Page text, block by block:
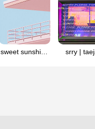
sweet sunshine
srry |